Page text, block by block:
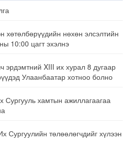
хөтөлбөрүүдийн нөхөн элсэлтийн
10:00 цагт эхэлнэ
эрдэмтний XIII их хурал 8 дугаар
Улаанбаатар хотноо болно
хамтын ажиллагаагаа
Сургуулийн төлөөлөгчдийг хүлээн